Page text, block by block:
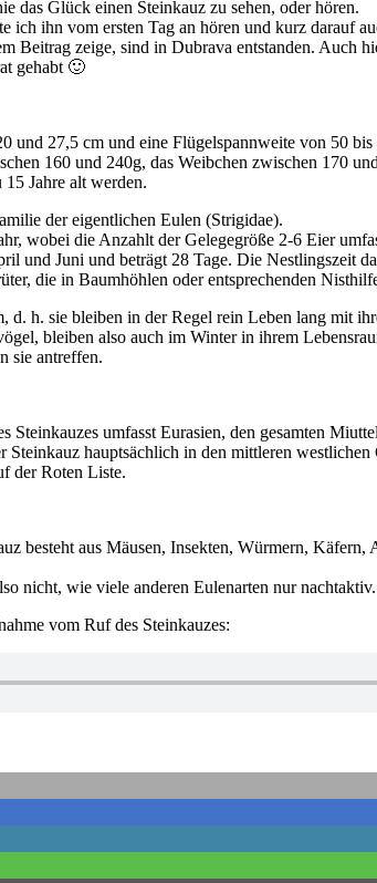
das Glück einen Steinkauz zu sehen, oder hören.
ich ihn vom ersten Tag an hören und kurz darauf
Beitrag zeige, sind in Dubrava entstanden. Auch
gehabt 🙂
und 27,5 cm und eine Flügelspannweite von 50 bis
160 und 240g, das Weibchen zwischen 170
Jahre alt werden.
der eigentlichen Eulen (Strigidae).
wobei die Anzahlt der Gelegegröße 2-6 Eier
und Juni und beträgt 28 Tage. Die Nestlingszeit
die in Baumhöhlen oder entsprechenden
d. h. sie bleiben in der Regel rein Leben lang mit
bleiben also auch im Winter in ihrem
sie antreffen.
Steinkauzes umfasst Eurasien, den gesamten
Steinkauz hauptsächlich in den mittleren
der Roten Liste.
besteht aus Mäusen, Insekten, Würmern,
nicht, wie viele anderen Eulenarten nur nachtaktiv.
vom Ruf des Steinkauzes: